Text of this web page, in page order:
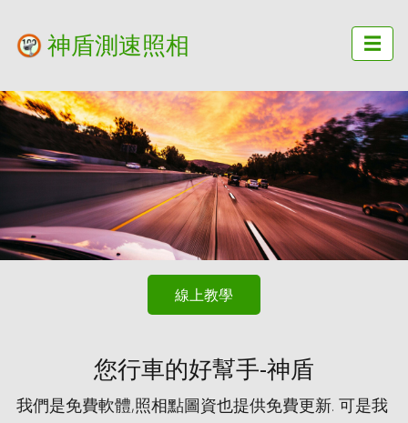
神盾測速照相 ☰
線上教學
您行車的好幫手-神盾
我們是免費軟體,照相點圖資也提供免費更新. 可是我